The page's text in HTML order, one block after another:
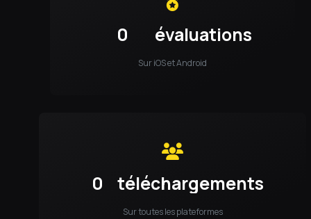
0 évaluations
Sur iOS et Android
0 téléchargements
Sur toutes les plateformes